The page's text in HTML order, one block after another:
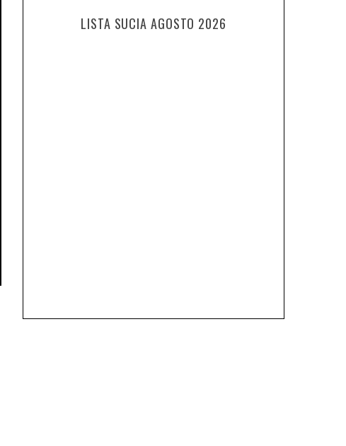
LISTA SUCIA AGOSTO 2026